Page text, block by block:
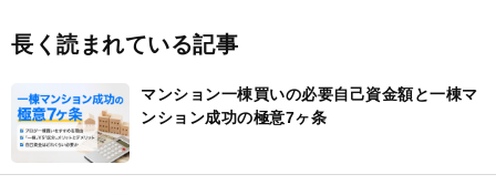
長く読まれている記事
マンション一棟買いの必要自己資金額と一棟マ
ンション成功の極意7ヶ条